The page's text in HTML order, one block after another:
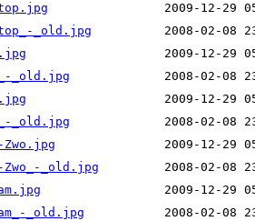
_old.jpg
_old.jpg
_old.jpg
Zwo.jpg
Zwo_-_old.jpg
_old.jpg